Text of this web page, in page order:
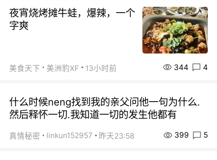
夜宵烧烤摊牛蛙，爆辣，一个
字爽
美食天下 美洲豹XF 13小时前 344 4
什么时候neng找到我的亲父问他一句为什么.
然后释怀一切.我知道一切的发生他都有
真情秘密 linkun152957 昨天23:58 399 5